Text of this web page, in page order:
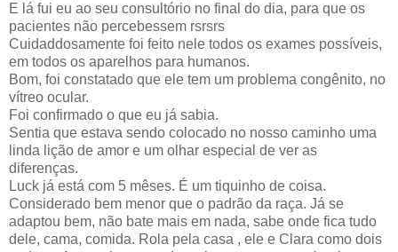
E lá fui eu ao seu consultório no final do dia, para que os
pacientes não percebessem rsrsrs
Cuidaddosamente foi feito nele todos os exames possíveis,
em todos os aparelhos para humanos.
Bom, foi constatado que ele tem um problema congênito, no
vítreo ocular.
Foi confirmado o que eu já sabia.
Sentia que estava sendo colocado no nosso caminho uma
linda lição de amor e um olhar especial de ver as
diferenças.
Luck já está com 5 mêses. É um tiquinho de coisa.
Considerado bem menor que o padrão da raça. Já se
adaptou bem, não bate mais em nada, sabe onde fica tudo
dele, cama, comida. Rola pela casa , ele e Clara como dois